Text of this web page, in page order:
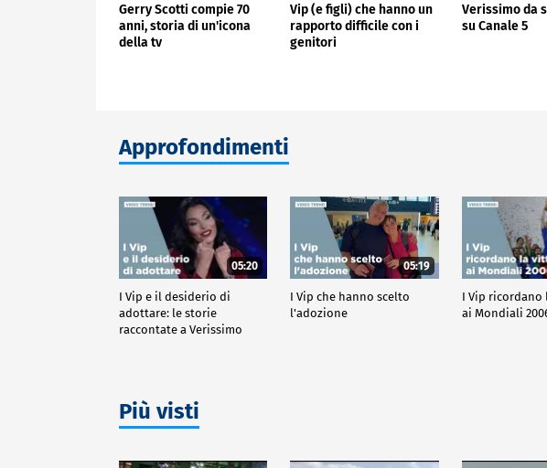
Gerry Scotti compie 70
anni, storia di un'icona
della tv
Vip (e figli) che hanno un
rapporto difficile con i
genitori
Verissimo da
su Canale 5
Approfondimenti
05:20
I Vip e il desiderio di
adottare: le storie
raccontate a Verissimo
05:19
I Vip che hanno scelto
l'adozione
I Vip ricordano
ai Mondiali
Più visti